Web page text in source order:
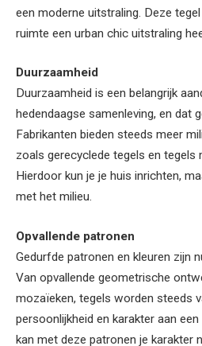
een moderne uitstraling. Deze
ruimte een urban chic uitstraling
Duurzaamheid
Duurzaamheid is een belangrijk
hedendaagse samenleving, en dat
Fabrikanten bieden steeds meer
zoals gerecyclede tegels en tegels
Hierdoor kun je je huis inrichten,
met het milieu.
Opvallende patronen
Gedurfde patronen en kleuren zijn
Van opvallende geometrische
mozaïeken, tegels worden steeds
persoonlijkheid en karakter aan
kan met deze patronen je karakter